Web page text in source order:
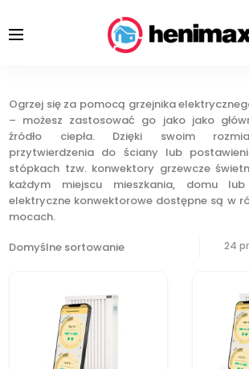
Grzejniki konwektorowe
Strona główna Grzejnik elektryczny
Ogrzej się za pomocą grzejnika
– możesz zastosować go jako jako
źródło ciepła. Dzięki swoim
przytwierdzenia do ściany lub
stópkach tzw. konwektory grzewcze
każdym miejscu mieszkania, domu
elektryczne konwektorowe dostępne są w
mocach.
24